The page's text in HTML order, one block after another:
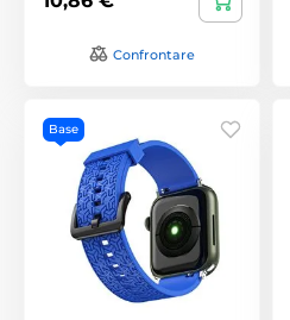
Confrontare
Base